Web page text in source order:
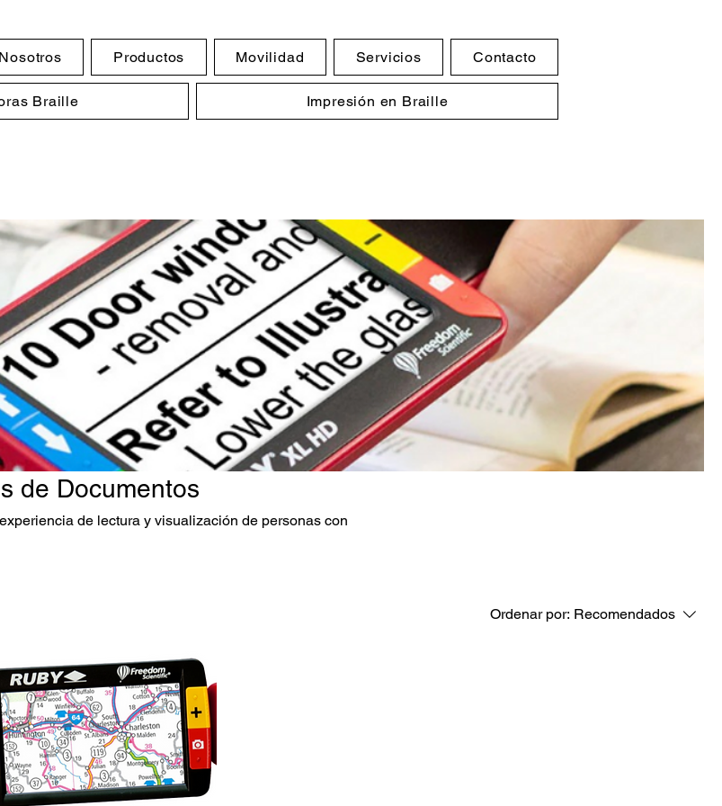
Productos Movilidad Servicios Contacto
Braille Impresión en Braille
de Documentos
de lectura y visualización de personas con
Ordenar por: Recomendados